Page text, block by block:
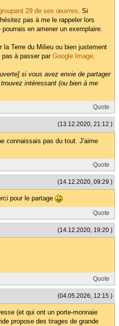
29 de ses œuvres. Si
pas à me le rappeler lors
en amener un exemplaire.
la Terre du Milieu ou bien justement
à passer par Google Image.
si vous avez envie de partager
intéressant (ou bien à me
Quote
(13.12.2020, 21:12 )
connaissais pas du tout. J'aime
Quote
(14.12.2020, 09:29 )
pour le partage
Quote
(14.12.2020, 19:20 )
Quote
(04.05.2026, 12:15 )
(et qui ont un porte-monnaie
propose des tirages de grande